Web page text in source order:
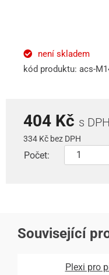
není skladem
kód produktu: acs-
404 Kč s DPH
334 Kč bez DPH
Počet:
Související
Plexi pro